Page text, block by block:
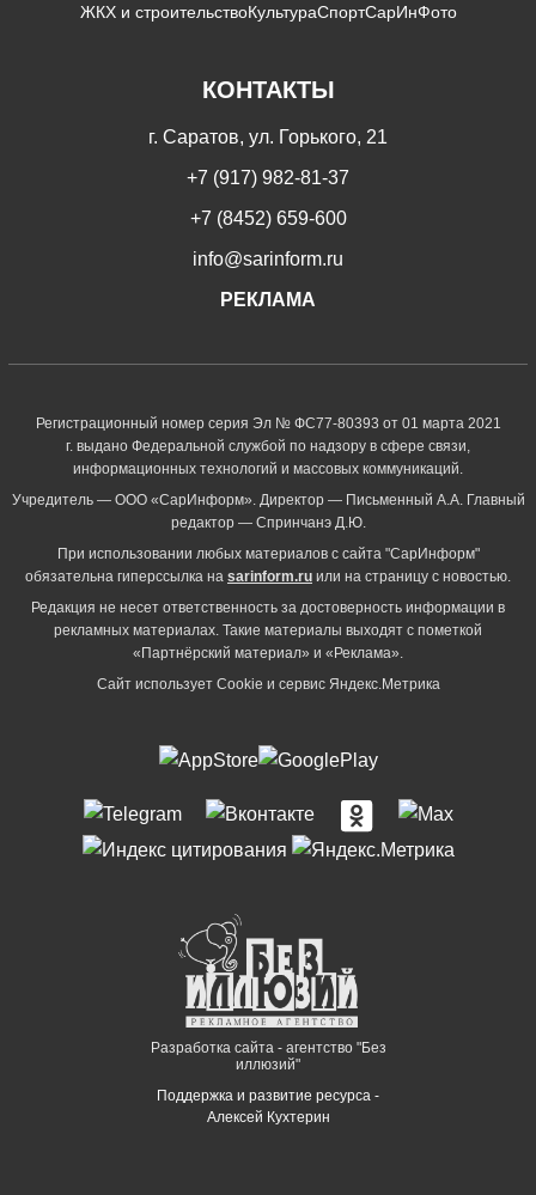
ЖКХ и строительствоКультураСпортСарИнФото
КОНТАКТЫ
г. Саратов, ул. Горького, 21
+7 (917) 982-81-37
+7 (8452) 659-600
info@sarinform.ru
РЕКЛАМА
Регистрационный номер серия Эл № ФС77-80393 от 01 марта 2021
г. выдано Федеральной службой по надзору в сфере связи,
информационных технологий и массовых коммуникаций.
Учредитель — ООО «СарИнформ». Директор — Письменный А.А. Главный
редактор — Спринчанэ Д.Ю.
При использовании любых материалов с сайта "СарИнформ"
обязательна гиперссылка на sarinform.ru или на страницу с новостью.
Редакция не несет ответственность за достоверность информации в
рекламных материалах. Такие материалы выходят с пометкой
«Партнёрский материал» и «Реклама».
Сайт использует Cookie и сервиc Яндекс.Метрика
Разработка сайта - агентство "Без
иллюзий"
Поддержка и развитие ресурса -
Алексей Кухтерин